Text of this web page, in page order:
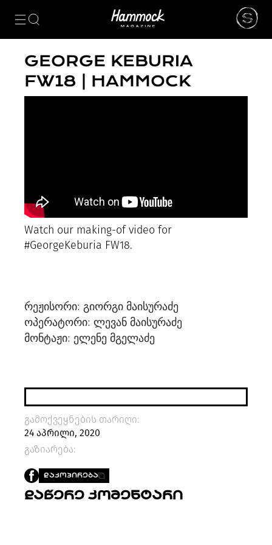
ᲙᲐᲢᲔᲒᲝᲠᲘᲔᲑᲘ
NEWS
ᲮᲔᲚᲝᲕᲜᲔᲑᲐ
ᲛᲝᲓᲐ
ᲤᲝᲢᲝᲒᲠᲐᲤᲘᲐ
ᲒᲐᲡᲢᲠᲝᲜᲝᲛᲘᲐ
ᲕᲘᲓᲔᲝ
ᲛᲔᲢᲘ
BEAUTY
LIBRARY
SHOP
INFO@HAMMOCKMAGAZINE.GE
ᲩᲕᲔᲜ
ᲨᲔᲡᲐᲮᲔᲑ
STUDIO
GEORGE KEBURIA
FW18 | HAMMOCK
Watch our making-of video for
#GeorgeKeburia FW18.
რეჟისორი: გიორგი მაისურაძე
ოპერატორი: ლევან მაისურაძე
მონტაჟი: ელენე მგელაძე
გამოქვეყნების თარიღი:
24 აპრილი, 2020
გაზიარება:
ᲓᲐᲙᲝᲞᲘᲠᲔᲑᲐ
დაწერე კომენტარი